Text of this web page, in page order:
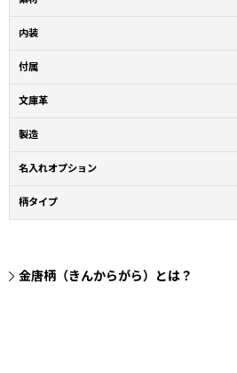
内装
付属
文庫革
製造
名入れオプション
柄タイプ
金唐柄（きんからがら）とは？